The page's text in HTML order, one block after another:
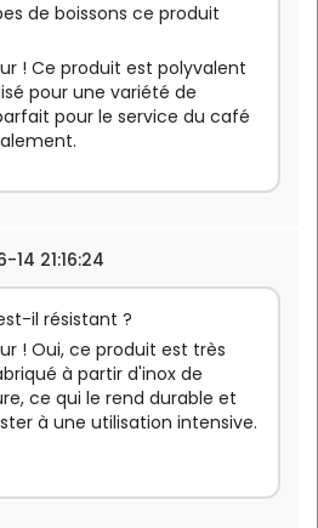
de boissons ce produit
! Ce produit est polyvalent
pour une variété de
pour le service du café
21:16:24
il résistant ?
! Oui, ce produit est très
à partir d'inox de
ce qui le rend durable et
à une utilisation intensive.